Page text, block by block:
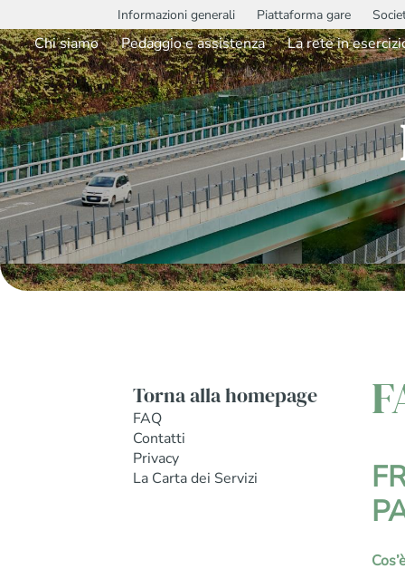
Informazioni generali Piattaforma gare
Chi siamo Pedaggio e assistenza La rete in
Torna alla homepage
FAQ
Contatti
Privacy
La Carta dei Servizi